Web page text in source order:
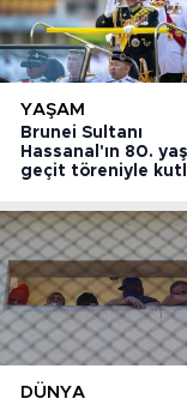
YAŞAM
Brunei Sultanı
Hassanal'ın 80.
geçit töreniyle
DÜNYA